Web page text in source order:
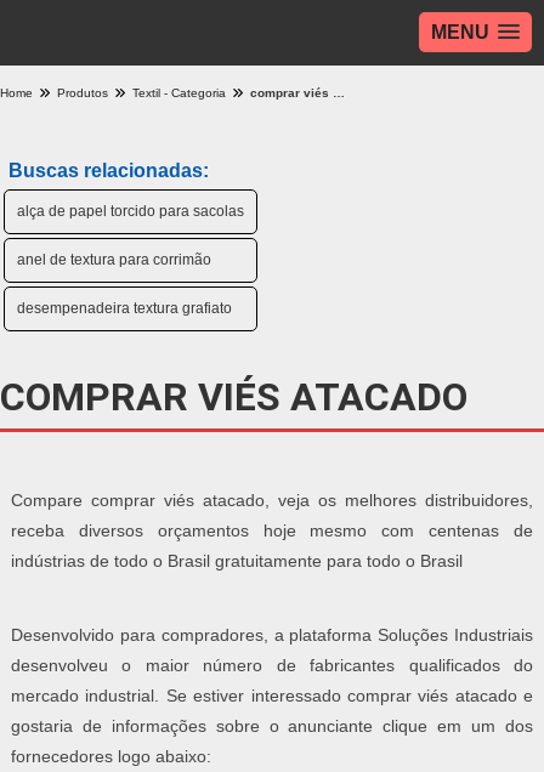
MENU
Home Produtos Textil - Categoria
Buscas relacionadas:
alça de papel torcido para sacolas
anel de textura para corrimão
desempenadeira textura grafiato
COMPRAR VIÉS ATACADO
Compare comprar viés atacado, veja os melhores distribuidores,
receba diversos orçamentos hoje mesmo com centenas de
indústrias de todo o Brasil gratuitamente para todo o Brasil
Desenvolvido para compradores, a plataforma Soluções Industriais
desenvolveu o maior número de fabricantes qualificados do
mercado industrial. Se estiver interessado comprar viés atacado e
gostaria de informações sobre o anunciante clique em um dos
fornecedores logo abaixo: